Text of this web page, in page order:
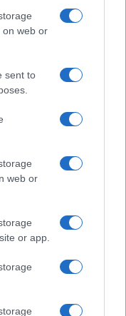
on web or
sent to
web or
or app.
d’uscita c’è:
del Meccanismo
Leggi i commenti